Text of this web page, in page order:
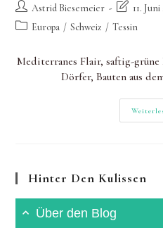
Beitrags-
Autor:
Astrid Biesemeier
Beitrag
zuletzt
11. Juni
Beitrags-
Europa / Schweiz / Tessin
Mediterranes Flair, saftig-
Dörfer, Bauten aus
Hinter Den Kulissen
Über den Blog